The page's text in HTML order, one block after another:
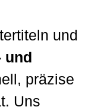
und
und
präzise
Uns